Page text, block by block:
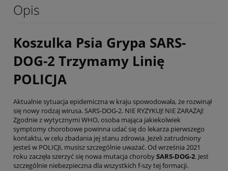
Opis
Koszulka Psia Grypa SARS-
DOG-2 Trzymamy Linię
POLICJA
Aktualnie sytuacja epidemiczna w kraju spowodowała, że rozwinął
się nowy rodzaj wirusa. SARS-DOG-2. NIE RYZYKUJ! NIE ZARAŻAJ!
Zgodnie z wytycznymi WHO, osoba mająca jakiekolwiek
symptomy chorobowe powinna udać się do lekarza pierwszego
kontaktu, w celu zbadania jej stanu zdrowia. Jeżeli zatrudniony
jesteś w POLICJI, musisz szczególnie uważać. Od września 2021
roku zaczęła szerzyć się nowa mutacja chorobySARS-DOG-2. Jest
szczególnie niebezpieczna dla wszystkich f-szy tej formacji.